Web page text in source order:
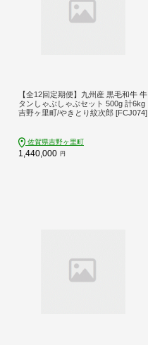
【全12回定期便】九州産 黒毛和牛 牛
タンしゃぶしゃぶセット 500g 計6kg
吉野ヶ里町/やきとり紋次郎 [FCJ074]
佐賀県吉野ヶ里町
1,440,000 円